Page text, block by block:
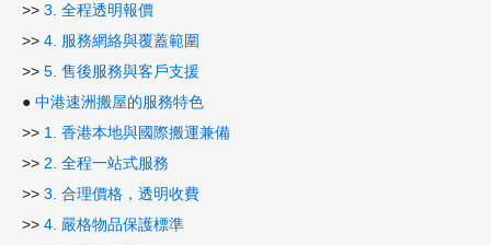
>> 3. 全程透明報價
>> 4. 服務網絡與覆蓋範圍
>> 5. 售後服務與客戶支援
● 中港速洲搬屋的服務特色
>> 1. 香港本地與國際搬運兼備
>> 2. 全程一站式服務
>> 3. 合理價格，透明收費
>> 4. 嚴格物品保護標準